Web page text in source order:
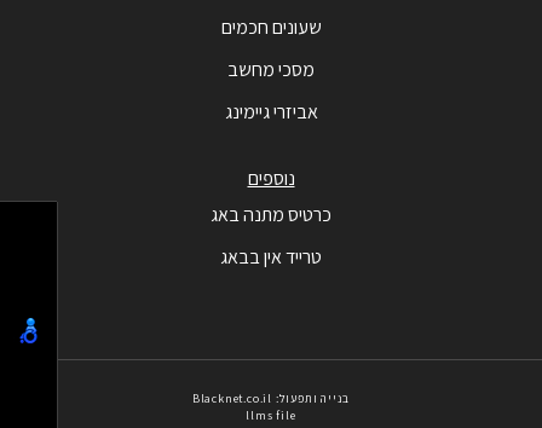
שעונים חכמים
מסכי מחשב
אביזרי גיימינג
נוספים
כרטיס מתנה באג
טרייד אין בבאג
בנייה ותפעול: Blacknet.co.il
llms file